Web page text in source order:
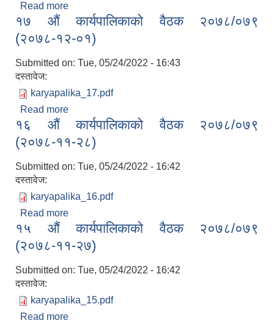
Read more
१७ औं कार्यपालिकाको वैठक २०७८/०७९
(२०७८-१२-०१)
Submitted on: Tue, 05/24/2022 - 16:43
दस्तावेज:
karyapalika_17.pdf
Read more
(२०७८-१२-०१)
१६ औं कार्यपालिकाको वैठक २०७८/०७९
(२०७८-११-२८)
Submitted on: Tue, 05/24/2022 - 16:42
दस्तावेज:
karyapalika_16.pdf
Read more
(२०७८-११-२८)
१५ औं कार्यपालिकाको वैठक २०७८/०७९
(२०७८-११-२७)
Submitted on: Tue, 05/24/2022 - 16:42
दस्तावेज:
karyapalika_15.pdf
Read more